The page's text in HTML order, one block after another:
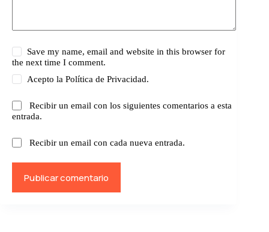
Save my name, email and website in this browser for
the next time I comment.
Acepto laPolítica de Privacidad.
Recibir un email con los siguientes comentarios a esta
entrada.
Recibir un email con cada nueva entrada.
Publicar comentario